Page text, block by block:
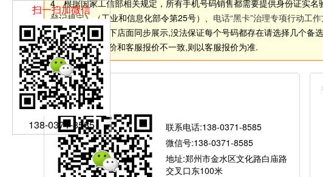
4、根据国家工信部相关规定，所有手机号码销售都需要提供身份证实
登记规定》（工业和信息化部令第25号）、 电话“黑卡”治理专项行动工
5.由于网站和线下店面同步展示,没法保证每个号码都存在请选择几个备
6.如个别号码标价和客服报价不一致,则以客服报价为准.
有问题就找我
联系电话:138-0371-8585
微信号:138-0371-8585
地址:郑州市金水区文化路白庙路
交叉口东100米
扫一扫加微信
138-0371-8585